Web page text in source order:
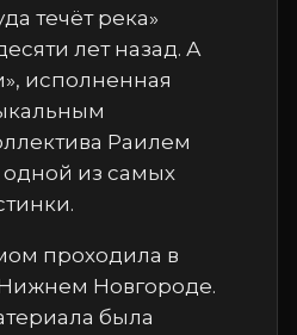
течёт река»
лет назад. А
исполненная
Раилем
из самых
проходила в
Новгороде.
была